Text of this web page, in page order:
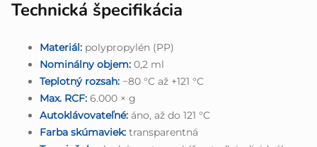
Technická špecifikácia
Materiál: polypropylén (PP)
Nominálny objem: 0,2 ml
Teplotný rozsah: −80 °C až +121 °C
Max. RCF: 6.000 × g
Autoklávovateľné: áno, až do 121 °C
Farba skúmaviek: transparentná